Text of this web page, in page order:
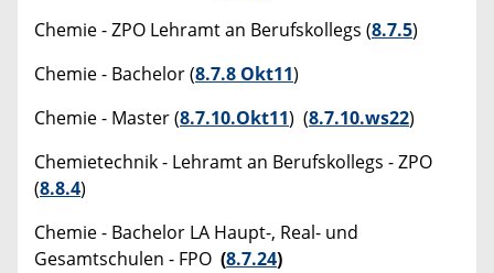
Chemie - ZPO Lehramt an Berufskollegs (8.7.5)
Chemie - Bachelor (8.7.8 Okt11)
Chemie - Master (8.7.10.Okt11) (8.7.10.ws22)
Chemietechnik - Lehramt an Berufskollegs - ZPO
(8.8.4)
Chemie - Bachelor LA Haupt-, Real- und
Gesamtschulen - FPO (8.7.24)